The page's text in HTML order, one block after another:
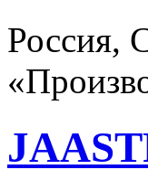
Россия,